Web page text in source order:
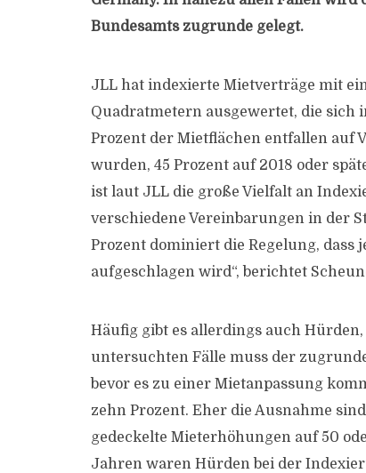
Bundesamts zugrunde gelegt.
JLL hat indexierte Mietverträge mit
Quadratmetern ausgewertet, die sich
Prozent der Mietflächen entfallen auf
wurden, 45 Prozent auf 2018 oder
ist laut JLL die große Vielfalt an
verschiedene Vereinbarungen in der
Prozent dominiert die Regelung, dass
aufgeschlagen wird“, berichtet
Häufig gibt es allerdings auch
untersuchten Fälle muss der
bevor es zu einer Mietanpassung
zehn Prozent. Eher die Ausnahme
gedeckelte Mieterhöhungen auf 50
Jahren waren Hürden bei der